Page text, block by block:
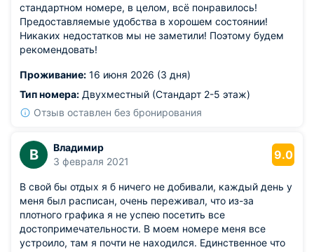
стандартном номере, в целом, всё понравилось!
Предоставляемые удобства в хорошем состоянии!
Никаких недостатков мы не заметили! Поэтому будем
рекомендовать!
Проживание: 16 июня 2026 (3 дня)
Тип номера: Двухместный (Стандарт 2-5 этаж)
Отзыв оставлен без бронирования
В
Владимир
3 февраля 2021
9.0
В свой бы отдых я б ничего не добивали, каждый день у
меня был расписан, очень переживал, что из-за
плотного графика я не успею посетить все
достопримечательности. В моем номере меня все
устроило, там я почти не находился. Единственное что